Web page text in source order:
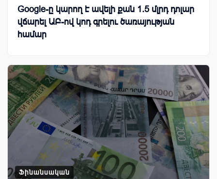
Google-ը կարող է ավելի քան 1.5 մլրդ դոլար
վճարել ԱԲ-ով կոդ գրելու ծառայության
համար
Ֆինանսական